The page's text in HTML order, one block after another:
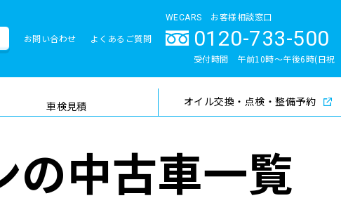
検索
お問い合わせ よくあるご質問
WECARS お客様相談窓口
0120-733-500
受付時間 午前10時〜午後6時(日祝
車検見積
管理とサポート体制
オイル交換・点検・整備予約
の中古車一覧